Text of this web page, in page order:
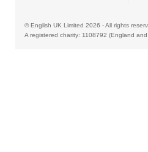
© English UK Limited 2026 - All rights
A registered charity: 1108792 (England and